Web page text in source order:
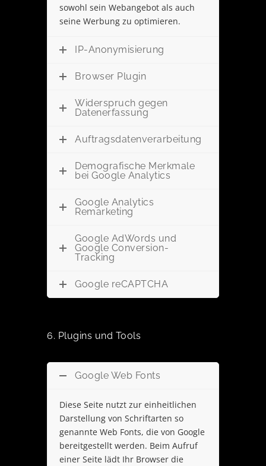
sowohl sein Webangebot als auch
seine Werbung zu optimieren.
IP-Anonymisierung
Browser Plugin
Widerspruch gegen
Datenerfassung
Auftragsdatenverarbeitung
Demografische Merkmale
bei Google Analytics
Google Analytics
Remarketing
Google AdWords und
Google Conversion-
Tracking
Google reCAPTCHA
6. Plugins und Tools
Google Web Fonts
Diese Seite nutzt zur einheitlichen
Darstellung von Schriftarten so
genannte Web Fonts, die von Google
bereitgestellt werden. Beim Aufruf
einer Seite lädt Ihr Browser die